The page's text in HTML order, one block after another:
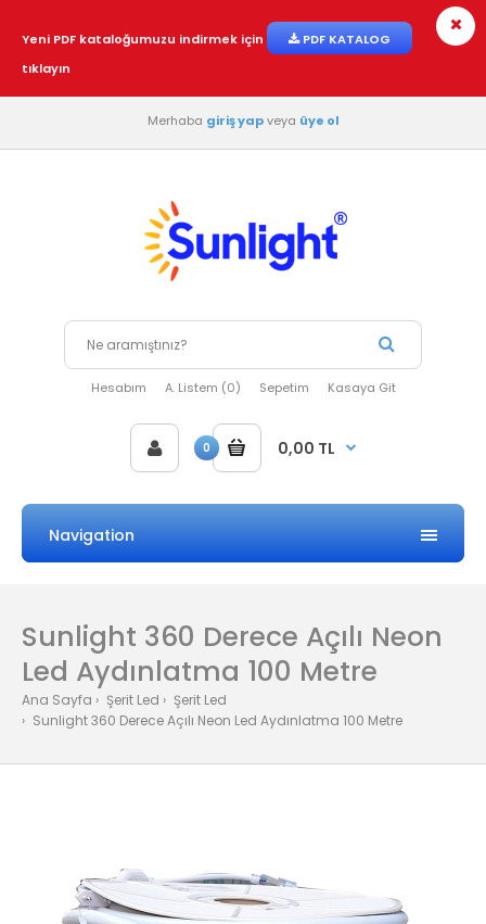
Yeni PDF kataloğumuzu indirmek için
PDF KATALOG
tıklayın
Merhaba giriş yapveya üye ol
Hesabım A. Listem (0) Sepetim Kasaya Git
0 0,00 TL
Navigation
Sunlight 360 Derece Açılı Neon
Led Aydınlatma 100 Metre
Ana Sayfa Şerit Led
Şerit Led
Sunlight 360 Derece Açılı Neon Led Aydınlatma 100 Metre